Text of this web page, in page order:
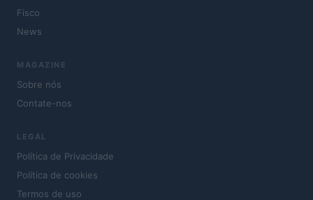
Fisco
News
MAGAZINE
Sobre nós
Contate-nos
LEGAL
Política de Privacidade
Política de cookies
Termos de uso